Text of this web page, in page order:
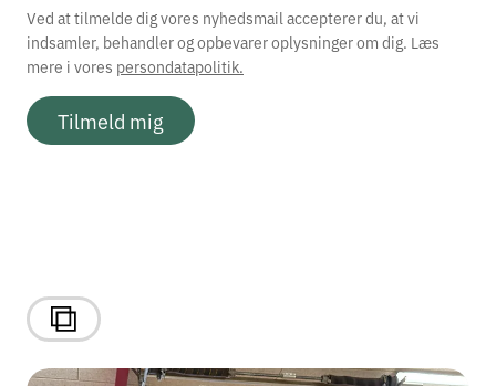
Ved at tilmelde dig vores nyhedsmail accepterer du, at vi
indsamler, behandler og opbevarer oplysninger om dig. Læs
mere i vores persondatapolitik.
Tilmeld mig